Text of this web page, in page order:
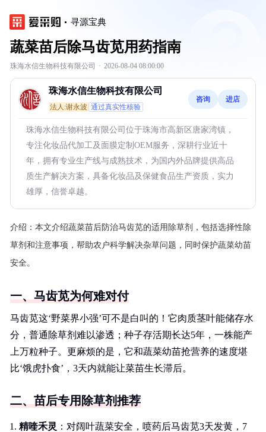
寻源宝典
蔬菜苗后除马齿苋用药指南
珠海水信生物科技有限公司 · 2026-08-04 08:00:00
珠海水信生物科技有限公司
法人:谢永波 通过真实性核验
咨询 进店
珠海水信生物科技有限公司位于珠海市高新区唐家湾镇，
专注化妆品代加工及面膜定制OEM服务，深耕行业近十
年，拥有专业生产线与成熟技术，为国内外品牌提供高品
质生产解决方案，具备化妆品及保健食品生产资质，实力
雄厚，信誉卓越。
介绍： 本文介绍蔬菜苗后防治马齿苋的适用除草剂，包括选择性除
草剂和注意事项，帮助农户科学解决杂草问题，同时保护蔬菜幼苗
安全。
一、马齿苋为何难对付
马齿苋这‘野菜界小强’可不是白叫的！它肉质茎叶能储存水
分，普通除草剂难以渗透；种子存活期长达5年，一株能产
上万粒种子。更麻烦的是，它和蔬菜幼苗抢营养的速度堪
比‘饿虎扑食’，3天内就能让菜苗生长滞后。
二、苗后专用除草剂推荐
精喹禾灵 ：对阔叶蔬菜安全，喷药后马齿苋3天发黄，7